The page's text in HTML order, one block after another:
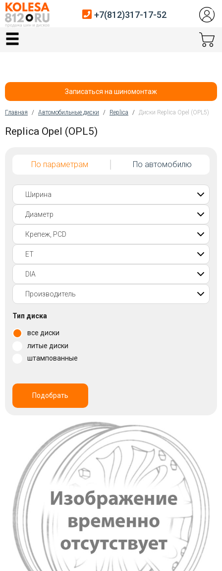
Главная
Автосервис
Датчики давления
Покупателям
Контакты
Войти на сайт
+7(812)317-
17-
52
Пн-
Вс:
+7(812)317-17-52
Записаться на шиномонтаж
Вы здесь
Главная / Автомобильные диски / Replica / Диски Replica Opel (OPL5)
Replica Opel (OPL5)
По параметрам По автомобилю
Тип диска
все диски
литые диски
штампованные
Подобрать